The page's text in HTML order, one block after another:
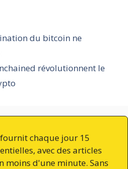
du bitcoin ne
révolutionnent le
chaque jour 15
avec des articles
moins d'une minute. Sans